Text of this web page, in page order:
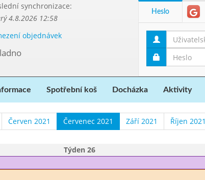
synchronizace:
4.8.2026 12:58
objednávek
Heslo
Spotřební koš Docházka Aktivity
Červen 2021 Červenec 2021 Září 2021 Říjen 2021
Týden 26